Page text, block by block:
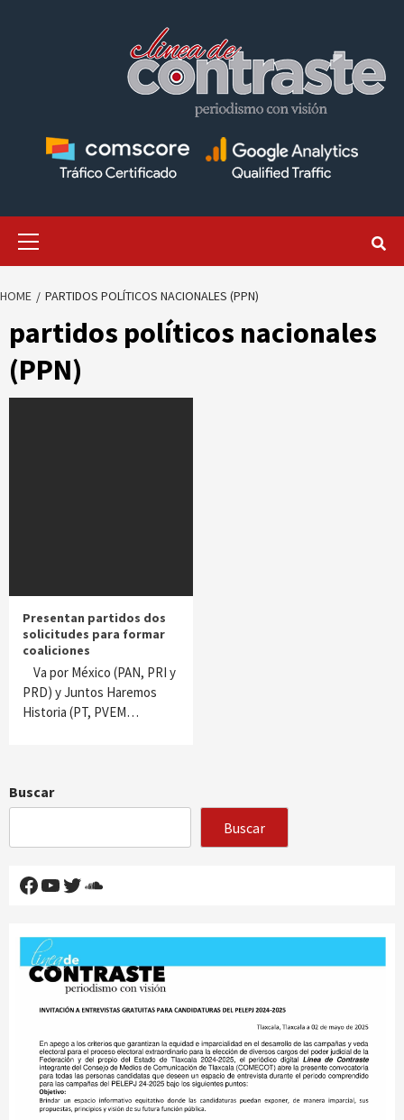
HOME PARTIDOS POLÍTICOS NACIONALES (PPN)
partidos políticos nacionales
(PPN)
Presentan partidos dos
solicitudes para formar
coaliciones
Va por México (PAN, PRI y
PRD) y Juntos Haremos
Historia (PT, PVEM…
Buscar
Buscar
Facebook
YouTube
Twitter
SoundCloud